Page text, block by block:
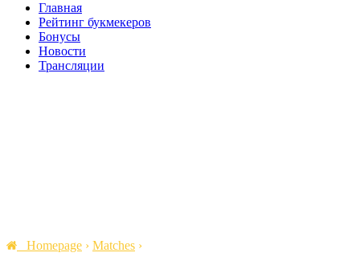
Главная
Рейтинг букмекеров
Бонусы
Новости
Трансляции
Homepage › Matches ›